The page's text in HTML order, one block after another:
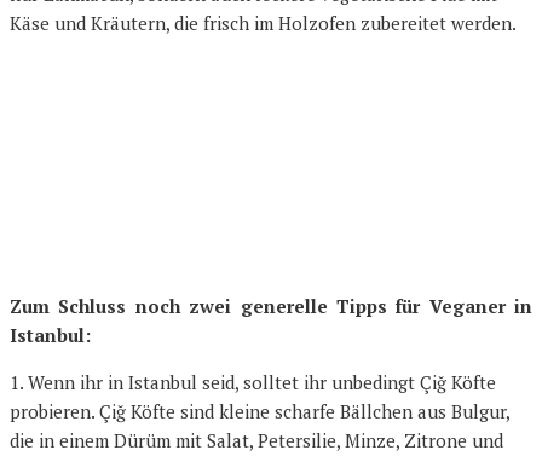
Käse und Kräutern, die frisch im Holzofen zubereitet werden.
Zum Schluss noch zwei generelle Tipps für Veganer in
Istanbul:
1. Wenn ihr in Istanbul seid, solltet ihr unbedingt Çiğ Köfte
probieren. Çiğ Köfte sind kleine scharfe Bällchen aus Bulgur,
die in einem Dürüm mit Salat, Petersilie, Minze, Zitrone und